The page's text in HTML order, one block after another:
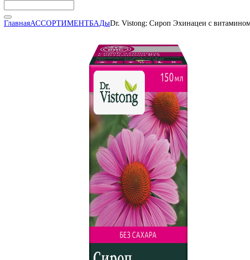
ГлавнаяАССОРТИМЕНТБАДыDr. Vistong: Сироп Эхинацеи с